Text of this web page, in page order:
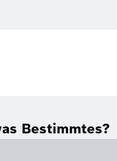
Bestimmtes?